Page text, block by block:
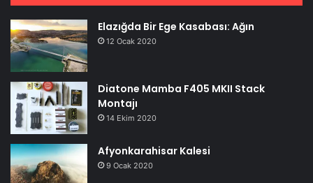
Elazığda Bir Ege Kasabası: Ağın
12 Ocak 2020
Diatone Mamba F405 MKII Stack
Montajı
14 Ekim 2020
Afyonkarahisar Kalesi
9 Ocak 2020